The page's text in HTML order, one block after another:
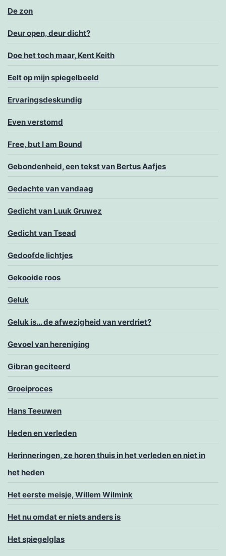
De zon
Deur open, deur dicht?
Doe het toch maar, Kent Keith
Eelt op mijn spiegelbeeld
Ervaringsdeskundig
Even verstomd
Free, but I am Bound
Gebondenheid, een tekst van Bertus Aafjes
Gedachte van vandaag
Gedicht van Luuk Gruwez
Gedicht van Tsead
Gedoofde lichtjes
Gekooide roos
Geluk
Geluk is… de afwezigheid van verdriet?
Gevoel van hereniging
Gibran geciteerd
Groeiproces
Hans Teeuwen
Heden en verleden
Herinneringen, ze horen thuis in het verleden en niet in
het heden
Het eerste meisje, Willem Wilmink
Het nu omdat er niets anders is
Het spiegelglas